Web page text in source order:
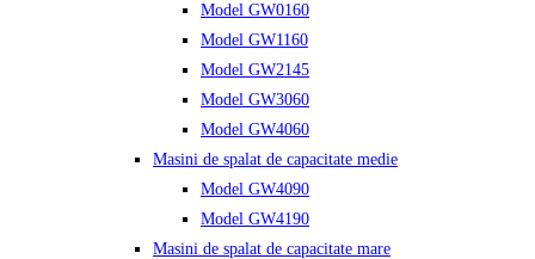
Model GW0160
Model GW1160
Model GW2145
Model GW3060
Model GW4060
Masini de spalat de capacitate medie
Model GW4090
Model GW4190
Masini de spalat de capacitate mare